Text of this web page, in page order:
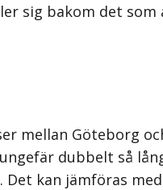
sig bakom det
mellan Göteborg
dubbelt så
kan jämföras